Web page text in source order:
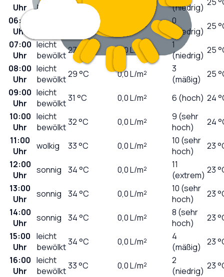
Uhr
bewölkt
(niedrig)
06:00
Uhr
L/m²
0
(niedrig) 25
07:00
Uhr
leicht
bewölkt27°C 0,0L/m²
1
(niedrig) 25
08:00
Uhr
leicht
bewölkt29°C 0,0L/m²
3
(mäßig)
25
09:00
Uhr
leicht
bewölkt31 °C 0,0L/m² 6 (hoch) 24
10:00
Uhr
leicht
bewölkt32°C 0,0L/m²
9 (sehr
hoch)
24
11:00
Uhr
wolkig 33°C 0,0L/m²
10 (sehr
hoch)
23
12:00
Uhr
sonnig 34°C 0,0L/m²
11
(extrem) 23
13:00
Uhr
sonnig 34°C 0,0L/m²
10 (sehr
hoch)
23
14:00
Uhr
sonnig 34°C 0,0L/m²
8 (sehr
hoch)
23
15:00
Uhr
leicht
bewölkt34°C 0,0L/m²
4
(mäßig)
23
16:00
Uhr
leicht
bewölkt33°C 0,0L/m²
2
(niedrig) 23